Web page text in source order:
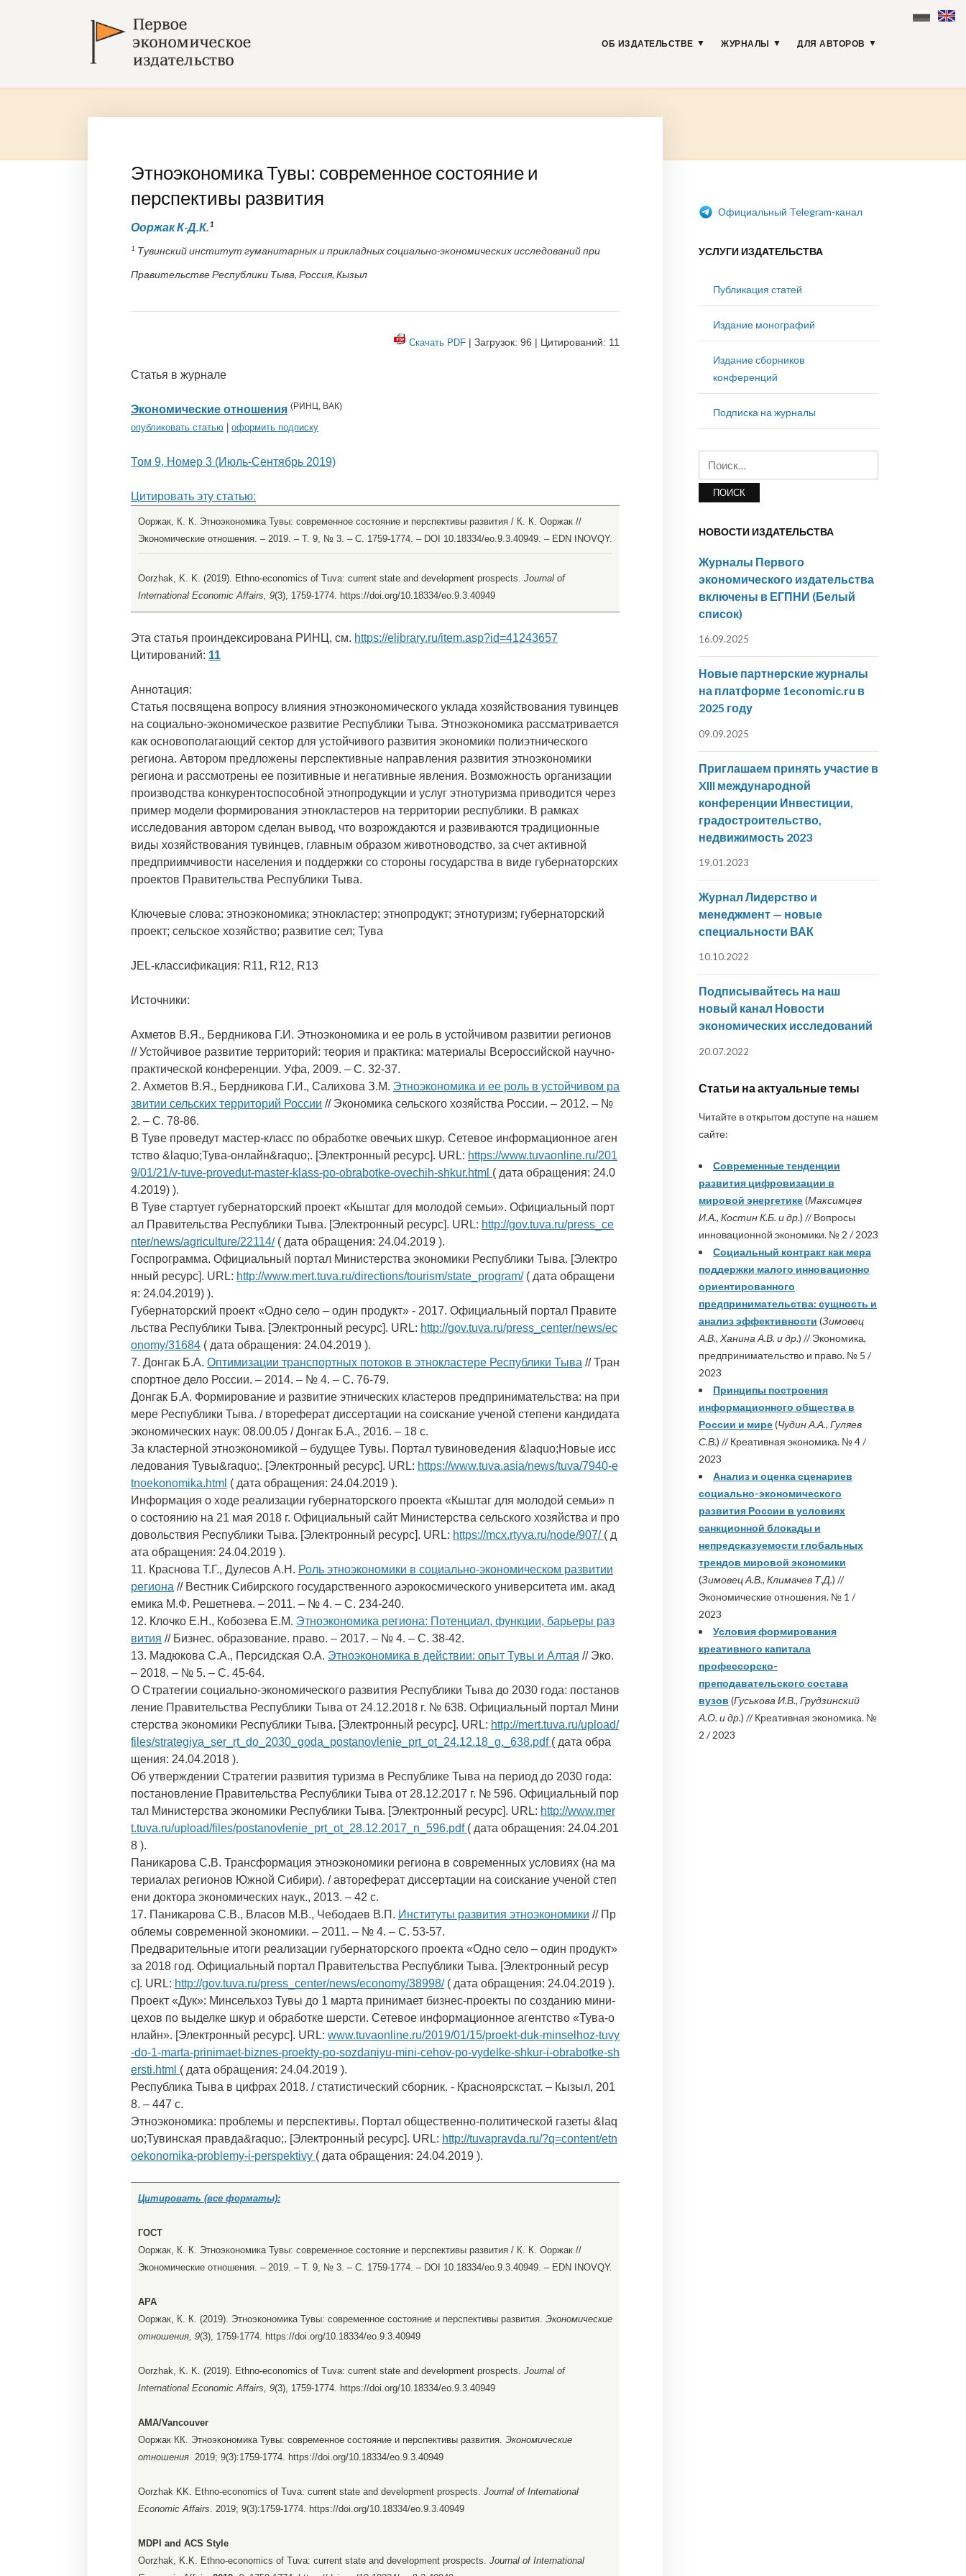
ОБ ИЗДАТЕЛЬСТВЕ ЖУРНАЛЫ ДЛЯ АВТОРОВ
Этноэкономика Тувы: современное состояние и
перспективы развития
Ооржак К-Д.К.1
1 Тувинский институт гуманитарных и прикладных социально-экономических исследований при
Правительстве Республики Тыва, Россия, Кызыл
Скачать PDF | Загрузок: 96 | Цитирований: 11
Статья в журнале
Экономические отношения (РИНЦ, ВАК)
опубликовать статью оформить подписку
Том 9, Номер 3 (Июль-Сентябрь 2019)
Цитировать эту статью:
Ооржак, К. К. Этноэкономика Тувы: современное состояние и перспективы развития / К. К. Ооржак //
Экономические отношения. – 2019. – Т. 9, № 3. – С. 1759-1774. – DOI 10.18334/eo.9.3.40949. – EDN INOVQY.
Oorzhak, K. K. (2019). Ethno-economics of Tuva: current state and development prospects. Journal of
International Economic Affairs, 9(3), 1759-1774. https://doi.org/10.18334/eo.9.3.40949
Эта статья проиндексирована РИНЦ, см. https://elibrary.ru/item.asp?id=41243657
Цитирований: 11
Аннотация:
Статья посвящена вопросу влияния этноэкономического уклада хозяйствования тувинцев
на социально-экономическое развитие Республики Тыва. Этноэкономика рассматривается
как основополагающий сектор для устойчивого развития экономики полиэтнического
региона. Автором предложены перспективные направления развития этноэкономики
региона и рассмотрены ее позитивные и негативные явления. Возможность организации
производства конкурентоспособной этнопродукции и услуг этнотуризма приводится через
пример модели формирования этнокластеров на территории республики. В рамках
исследования автором сделан вывод, что возрождаются и развиваются традиционные
виды хозяйствования тувинцев, главным образом животноводство, за счет активной
предприимчивости населения и поддержки со стороны государства в виде губернаторских
проектов Правительства Республики Тыва.
Ключевые слова: этноэкономика; этнокластер; этнопродукт; этнотуризм; губернаторский
проект; сельское хозяйство; развитие сел; Тува
JEL-классификация: R11, R12, R13
Источники:
Ахметов В.Я., Бердникова Г.И. Этноэкономика и ее роль в устойчивом развитии регионов
// Устойчивое развитие территорий: теория и практика: материалы Всероссийской научно-
практической конференции. Уфа, 2009. – С. 32-37.
2. Ахметов В.Я., Бердникова Г.И., Салихова З.М. Этноэкономика и ее роль в устойчивом ра
звитии сельских территорий России // Экономика сельского хозяйства России. – 2012. – №
2. – С. 78-86.
В Туве проведут мастер-класс по обработке овечьих шкур. Сетевое информационное аген
тство &laquo;Тува-онлайн&raquo;. [Электронный ресурс]. URL: https://www.tuvaonline.ru/201
9/01/21/v-tuve-provedut-master-klass-po-obrabotke-ovechih-shkur.html ( дата обращения: 24.0
4.2019) ).
В Туве стартует губернаторский проект «Кыштаг для молодой семьи». Официальный порт
ал Правительства Республики Тыва. [Электронный ресурс]. URL: http://gov.tuva.ru/press_ce
nter/news/agriculture/22114/( дата обращения: 24.04.2019 ).
Госпрограмма. Официальный портал Министерства экономики Республики Тыва. [Электро
нный ресурс]. URL: http://www.mert.tuva.ru/directions/tourism/state_program/( дата обращени
я: 24.04.2019) ).
Губернаторский проект «Одно село – один продукт» - 2017. Официальный портал Правите
льства Республики Тыва. [Электронный ресурс]. URL: http://gov.tuva.ru/press_center/news/ec
onomy/31684 ( дата обращения: 24.04.2019 ).
7. Донгак Б.А. Оптимизации транспортных потоков в этнокластере Республики Тыва // Тран
спортное дело России. – 2014. – № 4. – С. 76-79.
Донгак Б.А. Формирование и развитие этнических кластеров предпринимательства: на при
мере Республики Тыва. / втореферат диссертации на соискание ученой степени кандидата
экономических наук: 08.00.05 / Донгак Б.А., 2016. – 18 с.
За кластерной этноэкономикой – будущее Тувы. Портал тувиноведения &laquo;Новые исс
ледования Тувы&raquo;. [Электронный ресурс]. URL: https://www.tuva.asia/news/tuva/7940-e
tnoekonomika.html ( дата обращения: 24.04.2019 ).
Информация о ходе реализации губернаторского проекта «Кыштаг для молодой семьи» п
о состоянию на 21 мая 2018 г. Официальный сайт Министерства сельского хозяйства и про
довольствия Республики Тыва. [Электронный ресурс]. URL: https://mcx.rtyva.ru/node/907/ ( д
ата обращения: 24.04.2019 ).
11. Краснова Т.Г., Дулесов А.Н. Роль этноэкономики в социально-экономическом развитии
региона // Вестник Сибирского государственного аэрокосмического университета им. акад
емика М.Ф. Решетнева. – 2011. – № 4. – С. 234-240.
12. Клочко Е.Н., Кобозева Е.М. Этноэкономика региона: Потенциал, функции, барьеры раз
вития // Бизнес. образование. право. – 2017. – № 4. – С. 38-42.
13. Мадюкова С.А., Персидская О.А. Этноэкономика в действии: опыт Тувы и Алтая // Эко.
– 2018. – № 5. – С. 45-64.
О Стратегии социально-экономического развития Республики Тыва до 2030 года: постанов
ление Правительства Республики Тыва от 24.12.2018 г. № 638. Официальный портал Мини
стерства экономики Республики Тыва. [Электронный ресурс]. URL: http://mert.tuva.ru/upload/
files/strategiya_ser_rt_do_2030_goda_postanovlenie_prt_ot_24.12.18_g._638.pdf ( дата обра
щения: 24.04.2018 ).
Об утверждении Стратегии развития туризма в Республике Тыва на период до 2030 года:
постановление Правительства Республики Тыва от 28.12.2017 г. № 596. Официальный пор
тал Министерства экономики Республики Тыва. [Электронный ресурс]. URL: http://www.mer
t.tuva.ru/upload/files/postanovlenie_prt_ot_28.12.2017_n_596.pdf ( дата обращения: 24.04.201
8 ).
Паникарова С.В. Трансформация этноэкономики региона в современных условиях (на ма
териалах регионов Южной Сибири). / автореферат диссертации на соискание ученой степ
ени доктора экономических наук., 2013. – 42 с.
17. Паникарова С.В., Власов М.В., Чебодаев В.П. Институты развития этноэкономики // Пр
облемы современной экономики. – 2011. – № 4. – С. 53-57.
Предварительные итоги реализации губернаторского проекта «Одно село – один продукт»
за 2018 год. Официальный портал Правительства Республики Тыва. [Электронный ресур
с]. URL: http://gov.tuva.ru/press_center/news/economy/38998/( дата обращения: 24.04.2019 ).
Проект «Дук»: Минсельхоз Тувы до 1 марта принимает бизнес-проекты по созданию мини-
цехов по выделке шкур и обработке шерсти. Сетевое информационное агентство «Тува-о
нлайн». [Электронный ресурс]. URL: www.tuvaonline.ru/2019/01/15/proekt-duk-minselhoz-tuvy
-do-1-marta-prinimaet-biznes-proekty-po-sozdaniyu-mini-cehov-po-vydelke-shkur-i-obrabotke-sh
ersti.html ( дата обращения: 24.04.2019 ).
Республика Тыва в цифрах 2018. / статистический сборник. - Красноярскстат. – Кызыл, 201
8. – 447 с.
Этноэкономика: проблемы и перспективы. Портал общественно-политической газеты &laq
uo;Тувинская правда&raquo;. [Электронный ресурс]. URL: http://tuvapravda.ru/?q=content/etn
oekonomika-problemy-i-perspektivy ( дата обращения: 24.04.2019 ).
Цитировать (все форматы):
ГОСТ
Ооржак, К. К. Этноэкономика Тувы: современное состояние и перспективы развития / К. К. Ооржак //
Экономические отношения. – 2019. – Т. 9, № 3. – С. 1759-1774. – DOI 10.18334/eo.9.3.40949. – EDN INOVQY.
APA
Ооржак, К. К. (2019). Этноэкономика Тувы: современное состояние и перспективы развития. Экономические
отношения, 9(3), 1759-1774. https://doi.org/10.18334/eo.9.3.40949
Oorzhak, K. K. (2019). Ethno-economics of Tuva: current state and development prospects. Journal of
International Economic Affairs, 9(3), 1759-1774. https://doi.org/10.18334/eo.9.3.40949
AMA/Vancouver
Ооржак КК. Этноэкономика Тувы: современное состояние и перспективы развития. Экономические
отношения. 2019; 9(3):1759-1774. https://doi.org/10.18334/eo.9.3.40949
Oorzhak KK. Ethno-economics of Tuva: current state and development prospects. Journal of International
Economic Affairs. 2019; 9(3):1759-1774. https://doi.org/10.18334/eo.9.3.40949
MDPI and ACS Style
Oorzhak, K.K. Ethno-economics of Tuva: current state and development prospects. Journal of International
Официальный Telegram-канал
УСЛУГИ ИЗДАТЕЛЬСТВА
Публикация статей
Издание монографий
Издание сборников
конференций
Подписка на журналы
НОВОСТИ ИЗДАТЕЛЬСТВА
Журналы Первого
экономического издательства
включены в ЕГПНИ (Белый
список)
16.09.2025
Новые партнерские журналы
на платформе 1economic.ru в
2025 году
09.09.2025
Приглашаем принять участие в
XIII международной
конференции Инвестиции,
градостроительство,
недвижимость 2023
19.01.2023
Журнал Лидерство и
менеджмент — новые
специальности ВАК
10.10.2022
Подписывайтесь на наш
новый канал Новости
экономических исследований
20.07.2022
Статьи на актуальные темы
Читайте в открытом доступе на нашем
сайте:
Современные тенденции
развития цифровизации в
мировой энергетике(Максимцев
И.А., Костин К.Б. и др.) // Вопросы
инновационной экономики. № 2 / 2023
Социальный контракт как мера
поддержки малого инновационно
ориентированного
предпринимательства: сущность и
анализ эффективности (Зимовец
А.В., Ханина А.В. и др.) // Экономика,
предпринимательство и право. № 5 /
2023
Принципы построения
информационного общества в
России и мире(Чудин А.А., Гуляев
С.В.) // Креативная экономика. № 4 /
2023
Анализ и оценка сценариев
социально-экономического
развития России в условиях
санкционной блокады и
непредсказуемости глобальных
трендов мировой экономики
(Зимовец А.В., Климачев Т.Д.) //
Экономические отношения. № 1 /
2023
Условия формирования
креативного капитала
профессорско-
преподавательского состава
вузов (Гуськова И.В., Грудзинский
А.О. и др.) // Креативная экономика. №
2 / 2023